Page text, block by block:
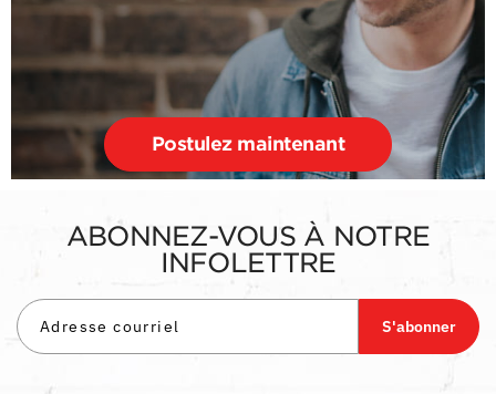
Postulez maintenant
ABONNEZ-VOUS À NOTRE
INFOLETTRE
S'abonner